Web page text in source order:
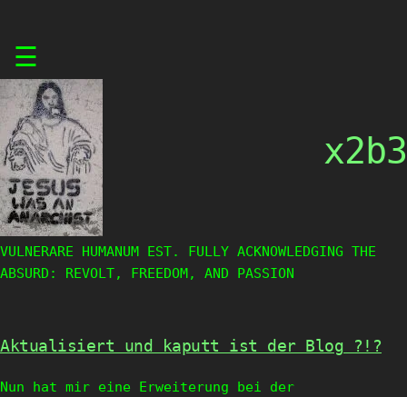
content
☰
x2b3
VULNERARE HUMANUM EST. FULLY ACKNOWLEDGING THE
ABSURD: REVOLT, FREEDOM, AND PASSION
Aktualisiert und kaputt ist der Blog ?!?
Nun hat mir eine Erweiterung bei der